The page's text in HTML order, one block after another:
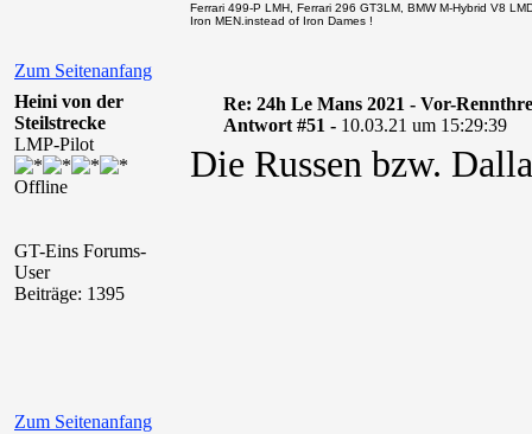
Zum Seitenanfang
Ferrari 499-P LMH, Ferrari 296 GT3LM, BMW M-Hybrid V8
Iron MEN.instead of Iron Dames !
Heini von der
Steilstrecke
LMP-Pilot
Offline
GT-Eins Forums-
User
Beiträge: 1395
Re: 24h Le Mans 2021 - Vor-
Antwort #51 - 10.03.21 um 15:29:39
Die Russen bzw.
Zum Seitenanfang